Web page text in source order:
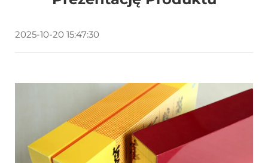
Wideo I Zastosowanie
Skontaktuj Się Z Nami
2025-10-20 15:47:30